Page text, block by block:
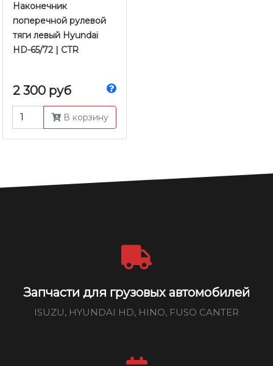
Наконечник
поперечной рулевой
тяги левый Hyundai
HD-65/72 | CTR
2 300 руб
В корзину
Запчасти для грузовых автомобилей
ISUZU, HYUNDAI HD, HINO, FUSO CANTER